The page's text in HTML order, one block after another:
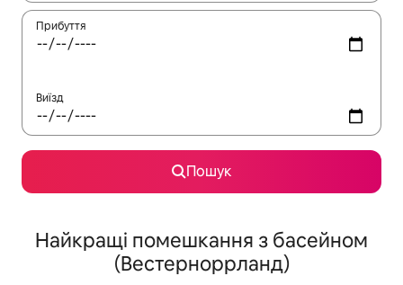
Прибуття
Виїзд
Пошук
Найкращі помешкання з басейном
(Вестерноррланд)